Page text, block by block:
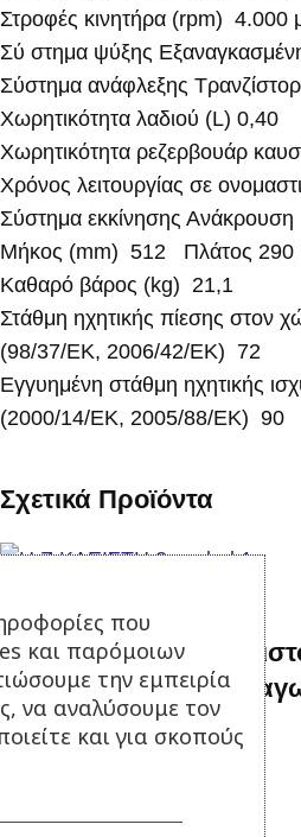
Στροφές κινητήρα (rpm) 4.000
Σύ στημα ψύξης
Σύστημα ανάφλεξης Τρανζίστορ
Χωρητικότητα λαδιού (L) 0,40
Χωρητικότητα ρεζερβουάρ
Χρόνος λειτουργίας σε
Σύστημα εκκίνησης Ανάκρουση
Μήκος (mm) 512 Πλάτος
Καθαρό βάρος (kg) 21,1
Στάθμη ηχητικής πίεσης στον
(98/37/EΚ, 2006/42/EΚ) 72
Εγγυημένη στάθμη ηχητικής
(2000/14/EΚ, 2005/88/EΚ) 90
Σχετικά Προϊόντα
33 kva Γεννήτρια
αυτόματο πίνακα
Σε απόθεμα
Προσθήκη στο καλάθι
που
και παρόμοιων
την εμπειρία
να αναλύσουμε τον
και για σκοπούς